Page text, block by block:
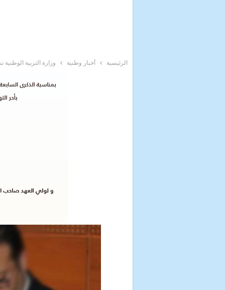
الرئيسية أخبار وطنية وزارة التربية